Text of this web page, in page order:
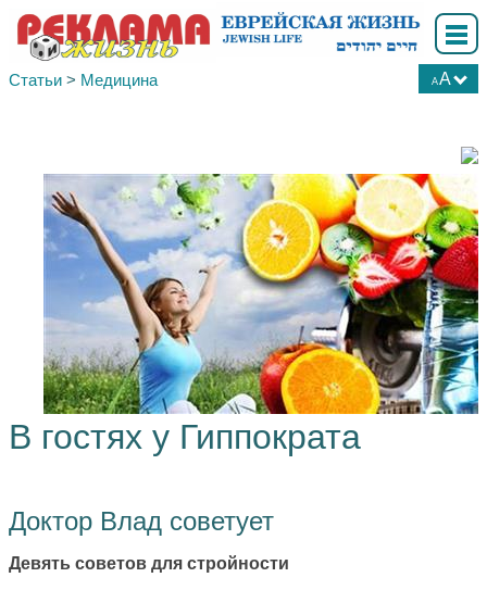
AA
А
Статьи > Медицина
В гостях у Гиппократа
Доктор Влад советует
Девять советов для стройности